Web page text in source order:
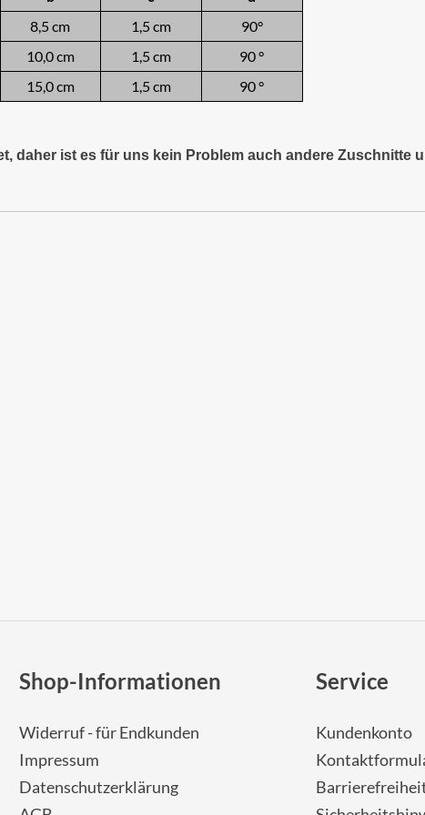
8,5 cm 1,5 cm
90°
10,0 cm 1,5 cm
90 °
15,0 cm 1,5 cm 90 °
daher ist es für uns kein Problem auch andere
Shop-Informationen
Widerruf - für Endkunden
Impressum
Datenschutzerklärung
Service
Kundenkonto